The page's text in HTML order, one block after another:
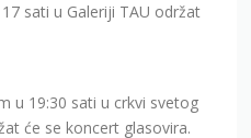
sati u Galeriji TAU održat
u 19:30 sati u crkvi svetog
će se koncert glasovira.